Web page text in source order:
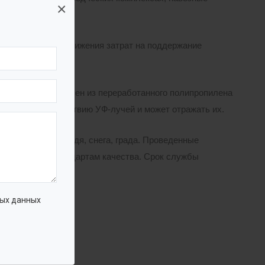
данных
×
и снижения затрат на поддержание
изготовлен из переработанного полипропилена
к воздействию УФ-лучей и может отражать их.
в виде дождя, снега, града. Проведенные
стандартам качества. Срок службы